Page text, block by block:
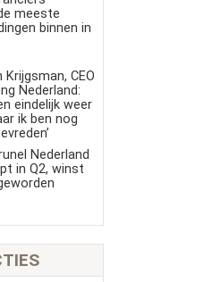
meeste
binnen in
Krijgsman, CEO
Nederland:
eindelijk weer
ik ben nog
Nederland
in Q2, winst